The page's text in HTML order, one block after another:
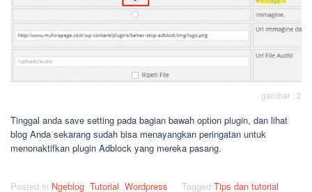
gambar : 2
Tinggal anda save setting pada bagian bawah option plugin, dan lihat
blog Anda sekarang sudah bisa menayangkan peringatan untuk
menonaktifkan plugin Adblock yang mereka pasang.
Posted in Ngeblog Tutorial Wordpress Tagged Tips dan tutorial